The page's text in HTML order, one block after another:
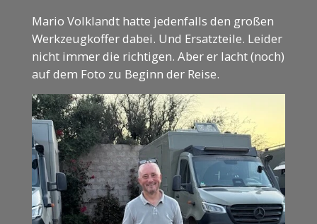
Mario Volklandt hatte jedenfalls den großen
Werkzeugkoffer dabei. Und Ersatzteile. Leider
nicht immer die richtigen. Aber er lacht (noch)
auf dem Foto zu Beginn der Reise.